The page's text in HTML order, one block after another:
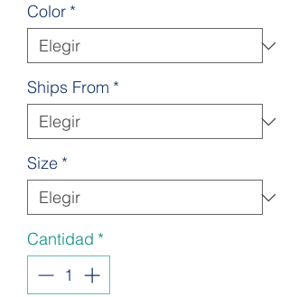
Color *
Ships From *
Size *
Cantidad *